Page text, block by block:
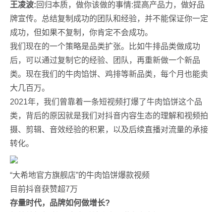
王凌波: 回归本质，做你该做的事情:提高产品力，做好品
牌宣传。总结复制成功的团队和经验，并不能保证你一定
成功，但如果不复制，你肯定不会成功。
我们现在的一个策略是品类扩张。比如牛排品类做成功
后，可以通过复制它的经验、团队，再重新做一个新品
类。现在我们的牛肉馅饼、鸡排等新品类，每个月也能卖
大几百万。
2021年，我们曾靠着一条短视频打爆了牛肉馅饼这个品
类，背后的原因就是我们对抖音内容生态的理解和视频拍
摄、剪辑、音效经验的积累，以及后续直播对流量的承接
转化。
“大希地官方旗舰店”的牛肉馅饼爆款视频
目前抖音获赞超7万
存量时代，品牌如何做增长?